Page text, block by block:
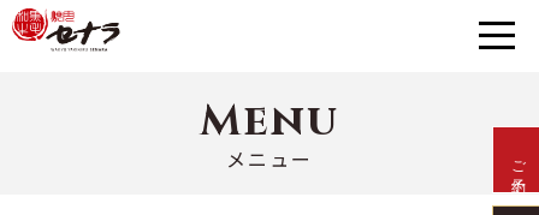
Menu
メニュー ご予約